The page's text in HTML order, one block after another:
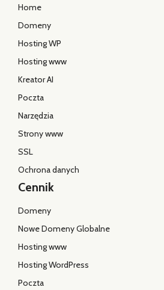
Home
Domeny
Hosting WP
Hosting www
Kreator AI
Poczta
Narzędzia
Strony www
SSL
Ochrona danych
Cennik
Domeny
Nowe Domeny Globalne
Hosting www
Hosting WordPress
Poczta